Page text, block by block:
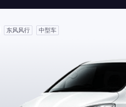
东风风行 中型车